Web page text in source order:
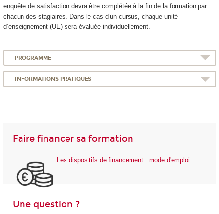
enquête de satisfaction devra être complétée à la fin de la formation par
chacun des stagiaires. Dans le cas d’un cursus, chaque unité
d’enseignement (UE) sera évaluée individuellement.
PROGRAMME
INFORMATIONS PRATIQUES
Faire financer sa formation
Les dispositifs de financement : mode d'emploi
Une question ?